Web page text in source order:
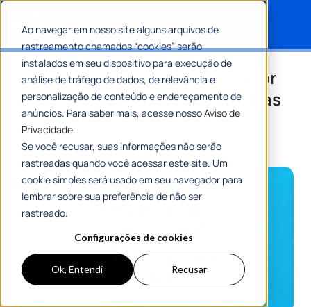
Ao navegar em nosso site alguns arquivos de
rastreamento chamados “cookies” serão
instalados em seu dispositivo para execução de
análise de tráfego de dados, de relevância e
personalização de conteúdo e endereçamento de
anúncios. Para saber mais, acesse nossoAviso de
Privacidade.
Se você recusar, suas informações não serão
rastreadas quando você acessar este site. Um
cookie simples será usado em seu navegador para
lembrar sobre sua preferência de não ser
rastreado.
Configurações de cookies
Ok, Entendi Recusar
Gestão de desempenho no setor
público: desafios e boas práticas
PorMariana Dutra Dos Santos
6 Min De Leitura